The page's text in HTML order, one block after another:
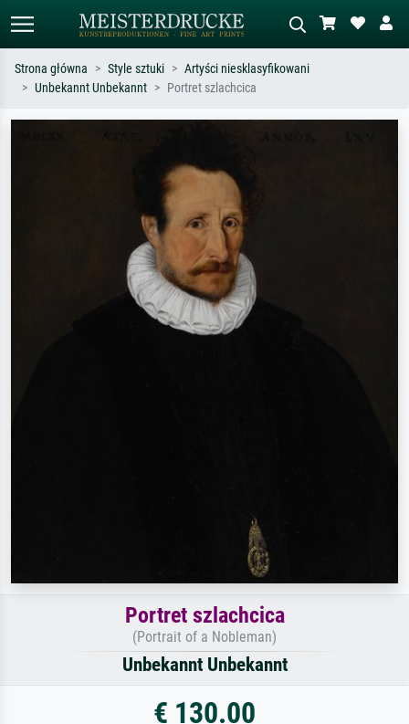
impresjonizm, fala Hokusaia, akt.
Strona główna Style sztuki
Artyści niesklasyfikowani
Unbekannt Unbekannt
Portret szlachcica
Portret szlachcica
(Portrait of a Nobleman)
Unbekannt Unbekannt
€ 130.00